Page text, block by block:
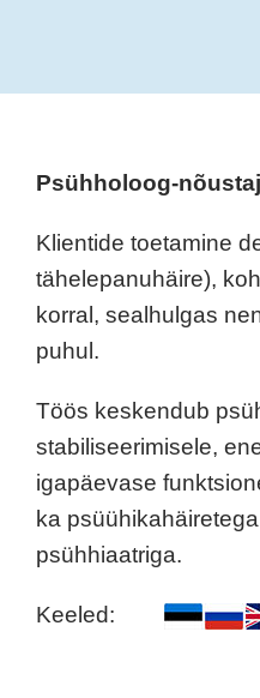
Psühholoog-
Klientide toetamine
tähelepanuhäire),
korral, sealhulgas
puhul.
Töös keskendub
stabiliseerimisele,
igapäevase
ka
psühhiaatriga.
Keeled: